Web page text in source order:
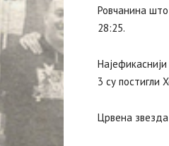
Ровчанина
28:25.
3 су постигли
Црвена